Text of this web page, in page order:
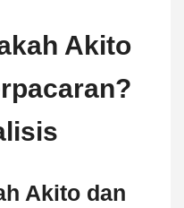
Akito
Akito dan